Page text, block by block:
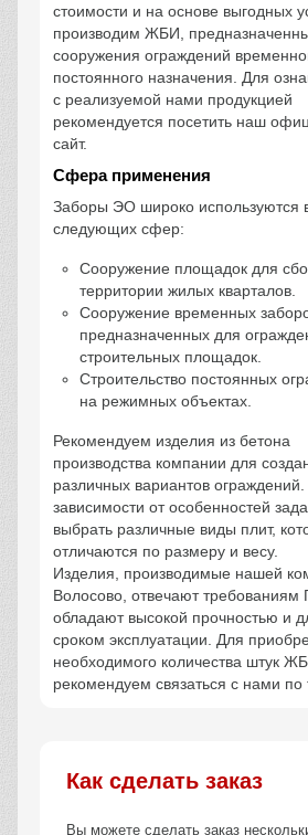
стоимости и на основе выгодных
производим ЖБИ,
сооружения ограждений
постоянного назначения. Для
с реализуемой нами продукцией
рекомендуется посетить наш
сайт.
Сфера применения
Заборы ЭО широко используются
следующих сфер:
Сооружение площадок для
территории жилых кварталов.
Сооружение временных
предназначенных для
строительных площадок.
Строительство постоянных
на режимных объектах.
Рекомендуем изделия из бетона
производства компании для
различных вариантов
зависимости от особенностей
выбрать различные виды плит,
отличаются по размеру и весу.
Изделия, производимые нашей
Волосово, отвечают требованиям
обладают высокой прочностью и
сроком эксплуатации. Для
необходимого количества штук
рекомендуем связаться с нами по
Как сделать заказ
Вы можете сделать заказ